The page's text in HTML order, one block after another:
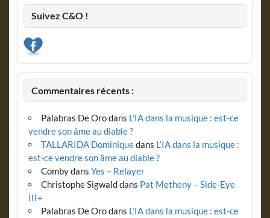
Suivez C&O !
Commentaires récents :
Palabras De Orodans L’IA dans la musique : est-ce
vendre son âme au diable ?
TALLARIDA Dominiquedans L’IA dans la musique :
est-ce vendre son âme au diable ?
Combydans Yes – Relayer
Christophe Sigwalddans Pat Metheny – Side-Eye
III+
Palabras De Orodans L’IA dans la musique : est-ce